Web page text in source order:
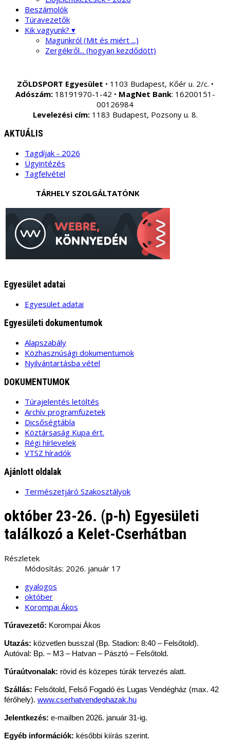
Beszámolók
Túravezetők
Kik vagyunk? ▾
Magunkról (Mit és miért ...)
Zergékről... (hogyan kezdődött)
ZÖLDSPORT Egyesület • 1103 Budapest, Kőér u. 2/c. •
Adószám:18191970-1-42 • MagNet Bank: 16200151-
00126984
Levelezési cím:1183 Budapest, Pozsony u. 8.
AKTUÁLIS
Tagdíjak - 2026
Ügyintézés
Tagfelvétel
TÁRHELY SZOLGÁLTATÓNK
Egyesület adatai
Egyesület adatai
Egyesületi dokumentumok
Alapszabály
Közhasznúsági dokumentumok
Nyilvántartásba vétel
DOKUMENTUMOK
Túrajelentés letöltés
Archív programfüzetek
Dicsőségtábla
Köztársaság Kupa ért.
Régi hírlevelek
VTSZ híradók
Ajánlott oldalak
Természetjáró Szakosztályok
október 23-26. (p-h) Egyesületi
találkozó a Kelet-Cserhátban
Részletek
Módosítás: 2026. január 17
gyalogos
október
Korompai Ákos
Túravezető: Korompai Ákos
Utazás: közvetlen busszal (Bp. Stadion: 8:40 – Felsőtold).
Autóval: Bp. – M3 – Hatvan – Pásztó – Felsőtold.
Túraútvonalak: rövid és közepes túrák tervezés alatt.
Szállás: Felsőtold, Felső Fogadó és Lugas Vendégház (max. 42
férőhely). www.cserhatvendeghazak.hu
Jelentkezés: e-mailben 2026. január 31-ig.
Egyéb információk: későbbi kiírás szerint.